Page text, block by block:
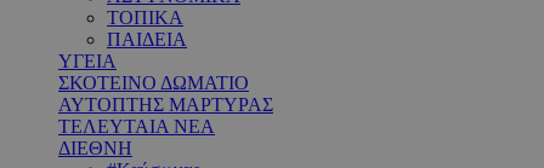
ΤΟΠΙΚΑ
ΠΑΙΔΕΙΑ
ΥΓΕΙΑ
ΣΚΟΤΕΙΝΟ ΔΩΜΑΤΙΟ
ΑΥΤΟΠΤΗΣ ΜΑΡΤΥΡΑΣ
ΤΕΛΕΥΤΑΙΑ ΝΕΑ
ΔΙΕΘΝΗ